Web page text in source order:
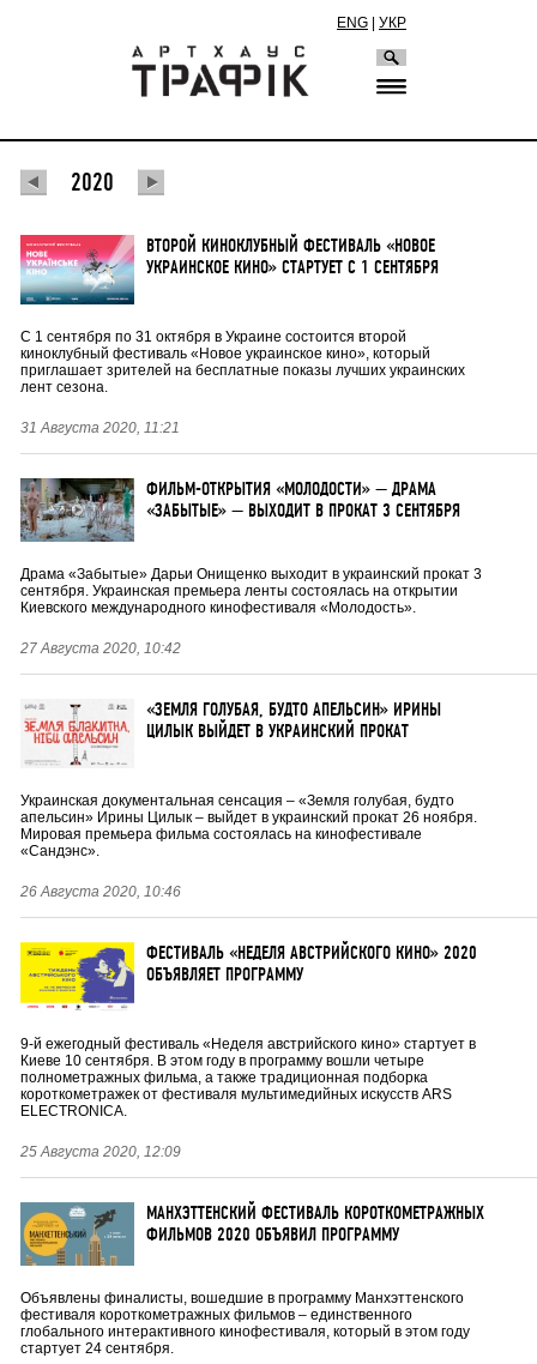
ENG УКР
2020
ВТОРОЙ КИНОКЛУБНЫЙ ФЕСТИВАЛЬ «НОВОЕ
УКРАИНСКОЕ КИНО» СТАРТУЕТ С 1 СЕНТЯБРЯ
С 1 сентября по 31 октября в Украине состоится второй
киноклубный фестиваль «Новое украинское кино», который
приглашает зрителей на бесплатные показы лучших украинских
лент сезона.
31 Августа 2020, 11:21
ФИЛЬМ-ОТКРЫТИЯ «МОЛОДОСТИ» — ДРАМА
«ЗАБЫТЫЕ» — ВЫХОДИТ В ПРОКАТ 3 СЕНТЯБРЯ
Драма «Забытые» Дарьи Онищенко выходит в украинский прокат 3
сентября. Украинская премьера ленты состоялась на открытии
Киевского международного кинофестиваля «Молодость».
27 Августа 2020, 10:42
«ЗЕМЛЯ ГОЛУБАЯ, БУДТО АПЕЛЬСИН» ИРИНЫ
ЦИЛЫК ВЫЙДЕТ В УКРАИНСКИЙ ПРОКАТ
Украинская документальная сенсация – «Земля голубая, будто
апельсин» Ирины Цилык – выйдет в украинский прокат 26 ноября.
Мировая премьера фильма состоялась на кинофестивале
«Сандэнс».
26 Августа 2020, 10:46
ФЕСТИВАЛЬ «НЕДЕЛЯ АВСТРИЙСКОГО КИНО» 2020
ОБЪЯВЛЯЕТ ПРОГРАММУ
9-й ежегодный фестиваль «Неделя австрийского кино» стартует в
Киеве 10 сентября. В этом году в программу вошли четыре
полнометражных фильма, а также традиционная подборка
короткометражек от фестиваля мультимедийных искусств ARS
ELECTRONICA.
25 Августа 2020, 12:09
МАНХЭТТЕНСКИЙ ФЕСТИВАЛЬ КОРОТКОМЕТРАЖНЫХ
ФИЛЬМОВ 2020 ОБЪЯВИЛ ПРОГРАММУ
Объявлены финалисты, вошедшие в программу Манхэттенского
фестиваля короткометражных фильмов – единственного
глобального интерактивного кинофестиваля, который в этом году
стартует 24 сентября.